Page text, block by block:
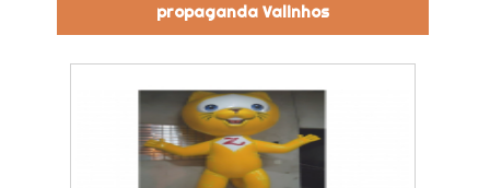
propaganda Valinhos